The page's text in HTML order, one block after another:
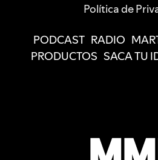
Política de
PODCAST RADIO
PRODUCTOS SACA TU